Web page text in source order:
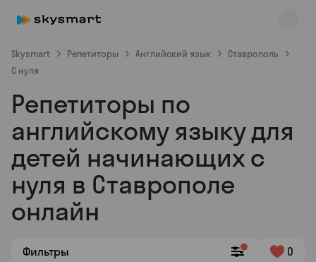
Skysmart Репетиторы Английский язык
Ставрополь
С нуля
Репетиторы по
английскому языку для
детей начинающих с
нуля в Ставрополе
онлайн
Фильтры 0
Skysmart Chat